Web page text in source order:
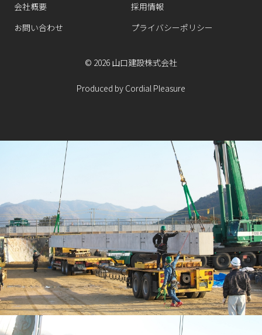
会社概要
採用情報
お問い合わせ
プライバシーポリシー
© 2026 山口建設株式会社
Produced by Cordial Pleasure